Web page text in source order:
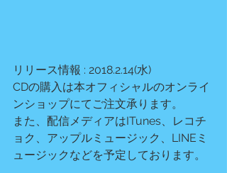
リリース情報 : 2018.2.14(水)
CDの購入は本オフィシャルのオンライ
ンショップにてご注文承ります。
また、配信メディアはITunes、レコチ
ョク、アップルミュージック、LINEミ
ュージックなどを予定しております。